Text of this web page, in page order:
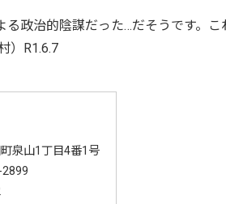
政治的陰謀だった…だそうです。こ
）R1.6.7
泉山1丁目4番1号